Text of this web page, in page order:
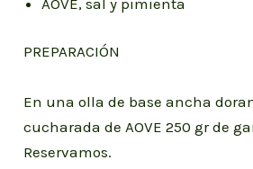
PREPARACIÓN
En una olla de base ancha
cucharada de AOVE 250 gr de
Reservamos.